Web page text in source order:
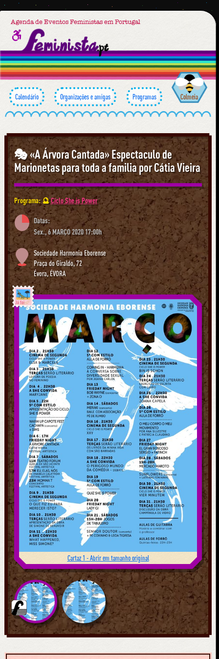
Agenda de Eventos Feministas em Portugal
Calendário Organizações e amigas Programas Colmeia
🎭 «A Árvora Cantada» Espectaculo de
Marionetas para toda a familia por Cátia Vieira
Programa: 🔮Ciclo She is Power
Datas:
Sex., 6 MARÇO 2020 17:00h
Sociedade Harmonia Eborense
Praça do Giraldo, 72
Évora,ÉVORA
Já foi
Cartaz 1 - Abrir em tamanho original